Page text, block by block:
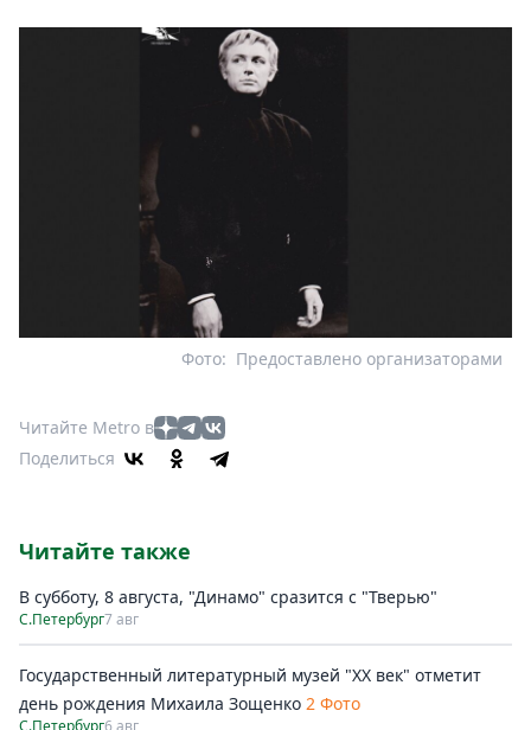
Предоставлено организаторами
Фото:
Читайте Metro в
Поделиться
Читайте также
В субботу, 8 августа, "Динамо" сразится с "Тверью"
С.Петербург7 авг
Государственный литературный музей "ХХ век" отметит
день рождения Михаила Зощенко 2 Фото